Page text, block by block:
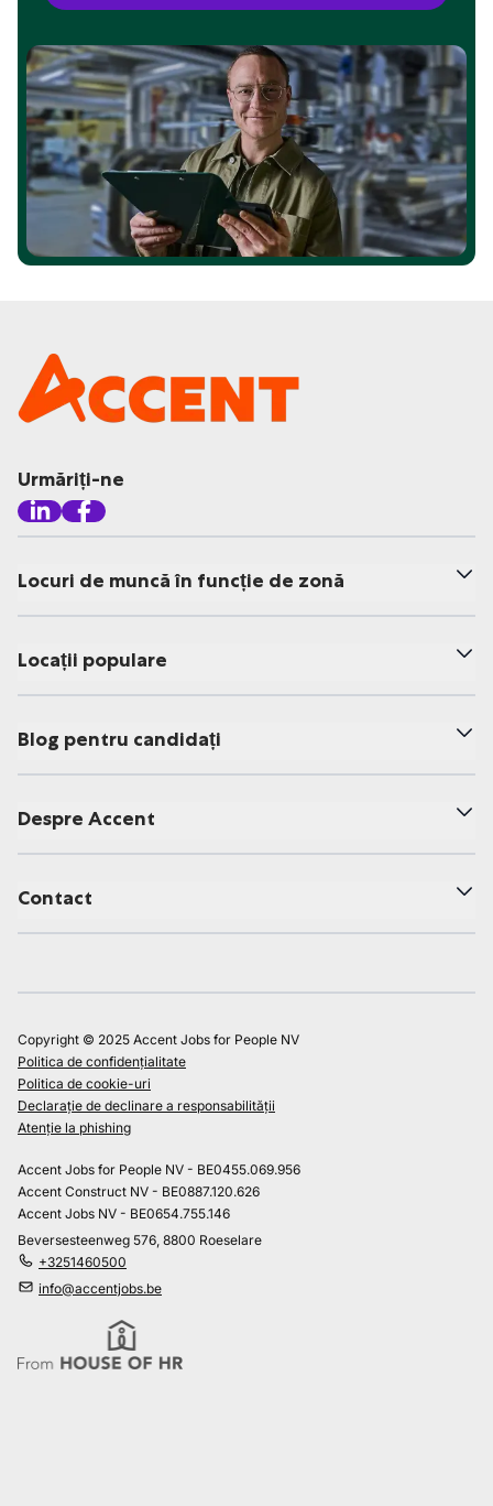
Urmăriți-ne
Locuri de muncă în funcție de zonă
Locații populare
Blog pentru candidați
Despre Accent
Contact
Copyright © 2025 Accent Jobs for People NV
Politica de confidențialitate
Politica de cookie-uri
Declarație de declinare a responsabilității
Atenție la phishing
Accent Jobs for People NV - BE0455.069.956
Accent Construct NV - BE0887.120.626
Accent Jobs NV - BE0654.755.146
Beversesteenweg 576, 8800 Roeselare
+3251460500
info@accentjobs.be